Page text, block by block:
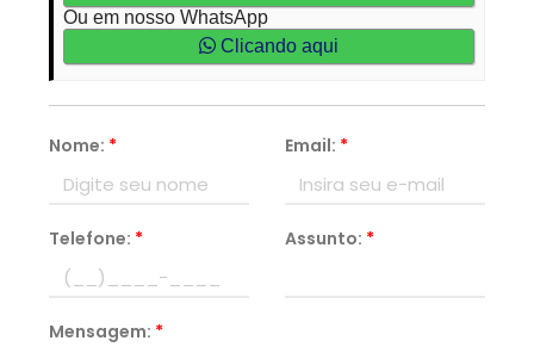
Ou em nosso WhatsApp
Clicando aqui
Nome: * Email: *
Telefone: * Assunto: *
Mensagem: *